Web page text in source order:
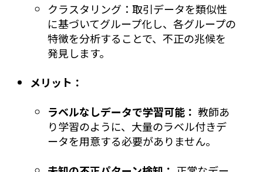
クラスタリング：取引データを類似性
に基づいてグループ化し、各グループの
特徴を分析することで、不正の兆候を
発見します。
メリット：
ラベルなしデータで学習可能： 教師あ
り学習のように、大量のラベル付きデ
ータを用意する必要がありません。